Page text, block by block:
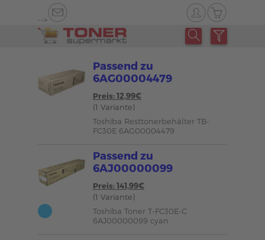
-->
Passend zu
6AG00004479
Preis: 12,99€
(1 Variante)
Toshiba Resttonerbehälter TB-
FC30E 6AG00004479
Passend zu
6AJ00000099
Preis: 141,99€
(1 Variante)
Toshiba Toner T-FC30E-C
6AJ00000099 cyan